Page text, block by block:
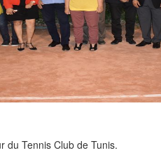
du Tennis Club de Tunis.